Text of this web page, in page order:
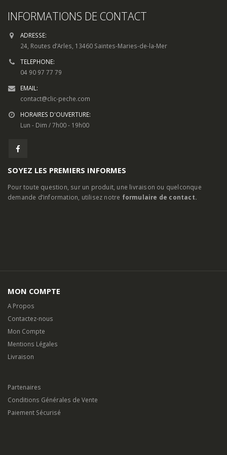
EMAIL:
contact@clic-peche.com
HORAIRES D'OUVERTURE:
Lun - Dim / 7h00 - 19h00
SOYEZ LES PREMIERS INFORMES
Pour toute question, sur un produit, une livraison ou quelconque
Livraison
Partenaires
Conditions Générales de Vente
Paiement Sécurisé
© flamantservices.com